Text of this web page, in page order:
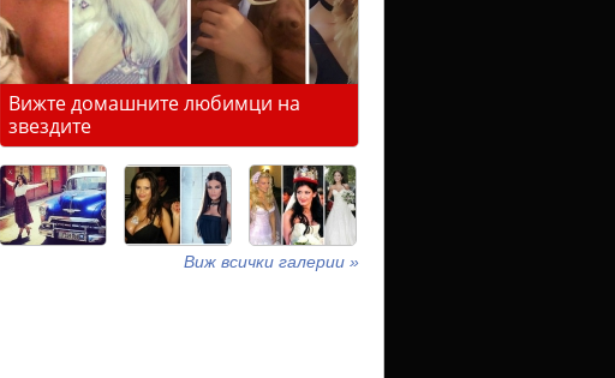
Вижте домашните любимци на
звездите
Виж всички галерии »